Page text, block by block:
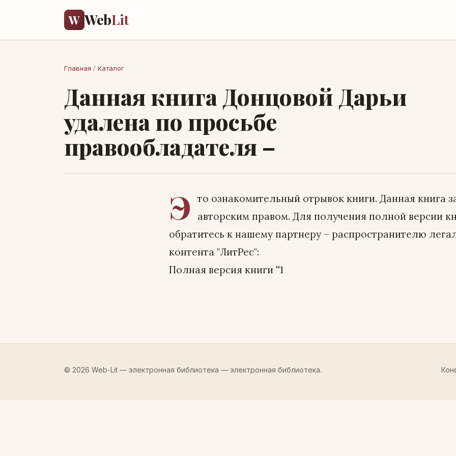
W WebLit
Главная / Каталог
Данная книга Донцовой Дарьи
удалена по просьбе
правообладателя –
Э
то ознакомительный отрывок книги. Данная книга
авторским правом. Для получения полной версии
обратитесь к нашему партнеру – распространителю
контента "ЛитРес":
Полная версия книги ''1
© 2026 Web-Lit — электронная библиотека — электронная библиотека.